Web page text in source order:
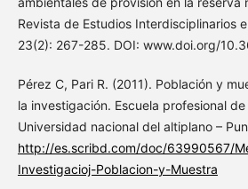
Revista de Estudios Interdisciplinarios
23(2): 267-285. DOI: www.doi.org/
Pérez C, Pari R. (2011). Población y
la investigación. Escuela profesional
Universidad nacional del altiplano –
http://es.scribd.com/doc/63990567/
Investigacioj-Poblacion-y-Muestra